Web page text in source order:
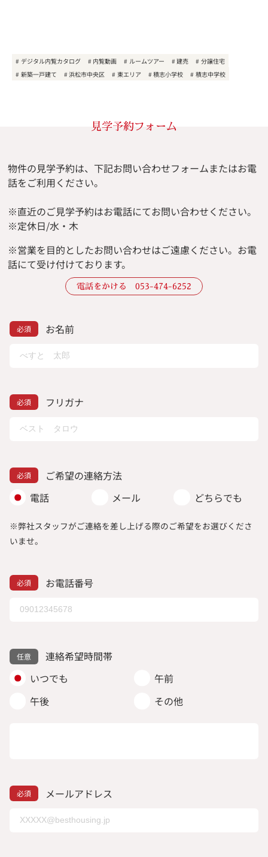
デジタル内覧カタログ 内覧動画 ルームツアー 建売
分譲住宅
新築一戸建て
浜松市中央区 東エリア 積志小学校 積志中学校
見学予約フォーム
物件の見学予約は、下記お問い合わせフォームまたはお電
話をご利用ください。
※直近のご見学予約はお電話にてお問い合わせください。
※定休日/水・木
※営業を目的としたお問い合わせはご遠慮ください。 お電
話にて受け付けております。
電話をかける 053-474-6252
お名前
フリガナ
ご希望の連絡方法
電話
メール どちらでも
※弊社スタッフがご連絡を差し上げる際のご希望をお選びくださ
いませ。
お電話番号
連絡希望時間帯
いつでも
午前
午後
その他
メールアドレス